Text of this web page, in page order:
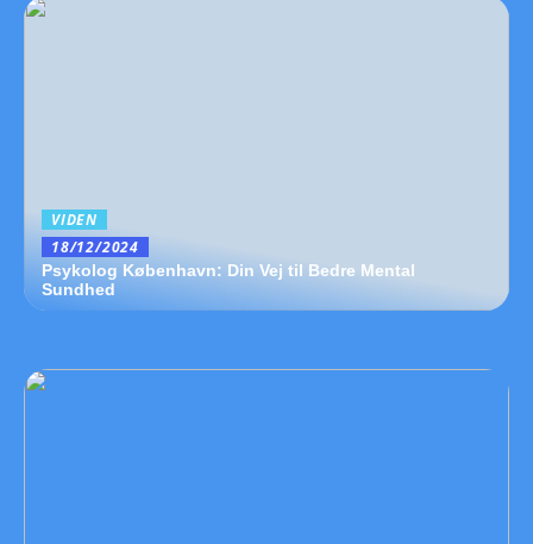
VIDEN
18/12/2024
Psykolog København: Din Vej til Bedre Mental
Sundhed